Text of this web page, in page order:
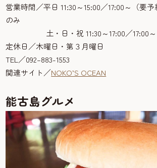
営業時間／平日 11:30～15:00／17:00～（要
のみ
土・日・祝 11:30～17:00／17:00～
定休日／木曜日・第３月曜日
TEL／092–883-1553
関連サイト／NOKO’S OCEAN
能古島グルメ